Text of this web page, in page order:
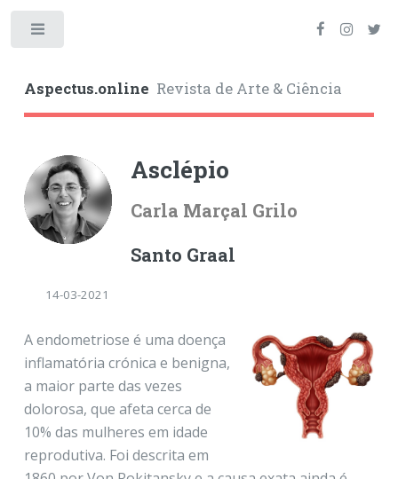
Aspectus.online Revista de Arte & Ciência
Asclépio
Carla Marçal Grilo
Santo Graal
14-03-2021
A endometriose é uma doença
inflamatória crónica e benigna,
a maior parte das vezes
dolorosa, que afeta cerca de
10% das mulheres em idade
reprodutiva. Foi descrita em